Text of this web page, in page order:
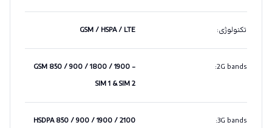
تکنولوژی:
GSM / HSPA / LTE
2G bands
:
GSM 850 / 900 / 1800 / 1900 -
SIM 1 & SIM 2
3G bands
:
HSDPA 850 / 900 / 1900 / 2100